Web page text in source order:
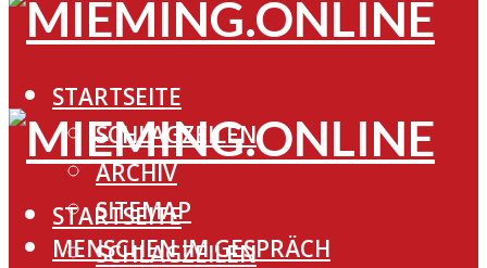
STARTSEITE
SCHLAGZEILEN
ARCHIV
SITEMAP
MENSCHEN IM GESPRÄCH
STARTSEITE
SCHLAGZEILEN